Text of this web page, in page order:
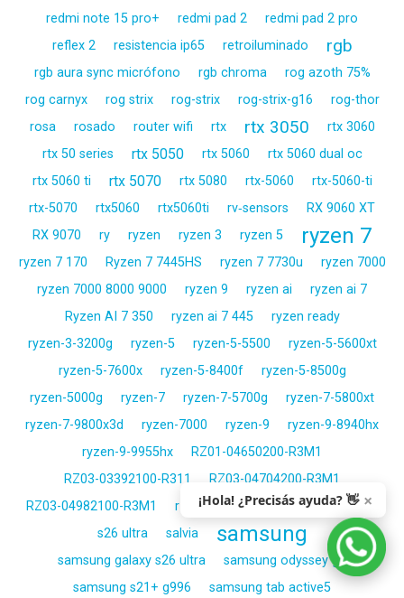
redmi note 15 pro+
redmi pad 2
redmi pad 2 pro
reflex 2
resistencia ip65 retroiluminado rgb
rgb aura sync micrófono rgb chroma
rog azoth 75%
rog carnyx
rog strix rog-strix rog-strix-g16
rog-thor
rosa
rosado router wifi rtx rtx 3050
rtx 3060
rtx 50 series
rtx 5050 rtx 5060
rtx 5060 dual oc
rtx 5060 ti
rtx 5070 rtx 5080 rtx-5060
rtx-5060-ti
rtx-5070
rtx5060 rtx5060ti rv‑sensors
RX 9060 XT
RX 9070
ry ryzen ryzen 3 ryzen 5 ryzen 7
ryzen 7 170 Ryzen 7 7445HS ryzen 7 7730u
ryzen 7000
ryzen 7000 8000 9000
ryzen 9 ryzen ai
ryzen ai 7
Ryzen AI 7 350
ryzen ai 7 445
ryzen ready
ryzen-3-3200g
ryzen-5 ryzen-5-5500
ryzen-5-5600xt
ryzen-5-7600x
ryzen-5-8400f
ryzen-5-8500g
ryzen-5000g
ryzen-7 ryzen-7-5700g
ryzen-7-5800xt
ryzen-7-9800x3d
ryzen-7000 ryzen-9
ryzen-9-8940hx
ryzen-9-9955hx
RZ01-04650200-R3M1
RZ03-03392100-R311
RZ03-04704200-R3M1
RZ03-04982100-R3M1
rz07‑03110100 s pen
s26 plus
s26 ultra
salvia samsung
samsung galaxy s26 ultra
samsung odyssey g4
samsung s21+ g996
samsung tab active5
¡Hola! ¿Precisás ayuda? 👋 ×